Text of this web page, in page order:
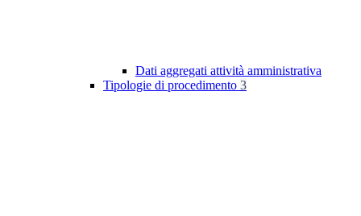
Dati aggregati attività amministrativa
Tipologie di procedimento 3